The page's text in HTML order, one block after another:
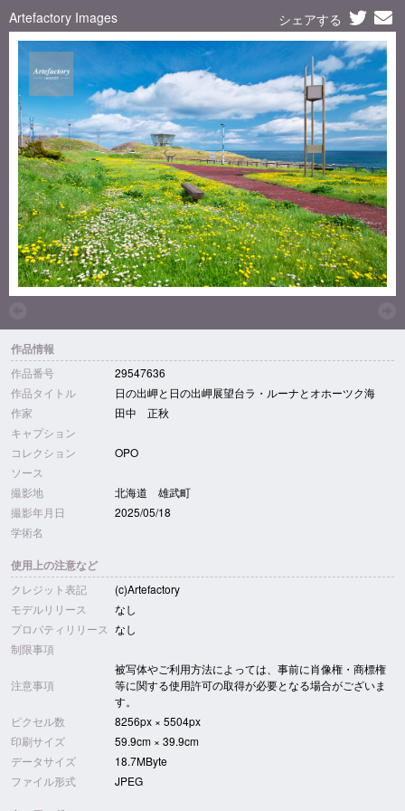
Artefactory Images シェアする
作品情報
作品番号
29547636
作品タイトル
日の出岬と日の出岬展望台ラ・ルーナとオホーツク海
作家
田中 正秋
キャプション
コレクション
OPO
ソース
撮影地
北海道 雄武町
撮影年月日
2025/05/18
学術名
使用上の注意など
クレジット表記
(c)Artefactory
モデルリリース
なし
プロパティリリース なし
制限事項
注意事項
被写体やご利用方法によっては、事前に肖像権・商標権
等に関する使用許可の取得が必要となる場合がございま
す。
ピクセル数
8256px × 5504px
印刷サイズ
59.9cm × 39.9cm
データサイズ
18.7MByte
ファイル形式
JPEG